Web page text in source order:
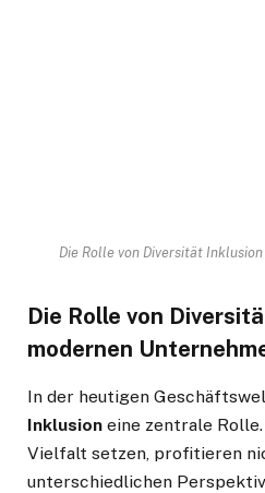
Die Rolle von Diversität
Die Rolle von
modernen
In der heutigen
Inklusion eine zentrale
Vielfalt setzen, profitieren
unterschiedlichen